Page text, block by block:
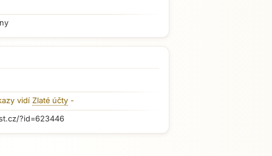
vidí Zlaté účty -
?id=623446